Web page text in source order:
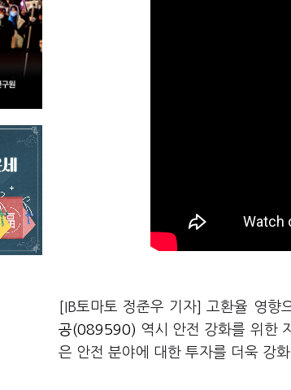
[IB토마토 정준우 기자] 고환율 영향
공(089590) 역시 안전 강화를 위한
은 안전 분야에 대한 투자를 더욱 강